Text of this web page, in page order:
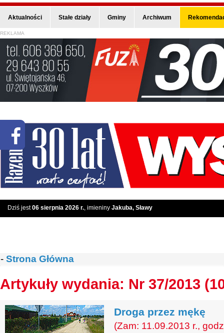
Aktualności Stałe działy Gminy Archiwum
REKLAMA
Dziś jest06 sierpnia 2026 r., imieniny Jakuba, Sławy
- Strona Główna
Artykuły wydania: Nr 37/2013
Droga przez mękę
(Zam: 11.09.2013 r.,